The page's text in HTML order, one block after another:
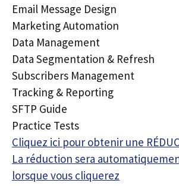
Email Message Design
Marketing Automation
Data Management
Data Segmentation & Refresh
Subscribers Management
Tracking & Reporting
SFTP Guide
Practice Tests
Cliquez ici pour obtenir une
La réduction sera
lorsque vous cliquerez